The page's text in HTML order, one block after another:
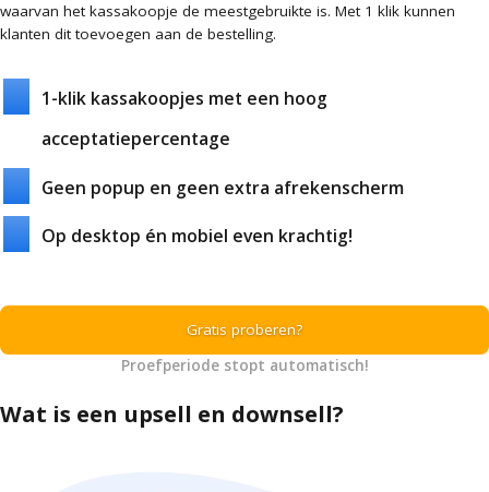
waarvan het kassakoopje de meestgebruikte is. Met 1 klik kunnen
klanten dit toevoegen aan de bestelling.
1-klik kassakoopjes met een hoog
acceptatiepercentage
Geen popup en geen extra afrekenscherm
Op desktop én mobiel even krachtig!
Gratis proberen?
Proefperiode stopt automatisch!
Wat is een upsell en downsell?